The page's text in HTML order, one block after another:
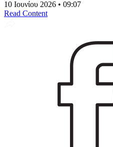
10 Ιουνίου 2026 • 09:07
Read Content